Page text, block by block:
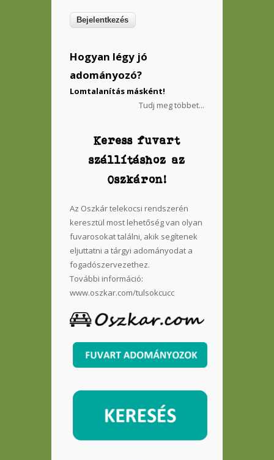
Hogyan légy jó
adományozó?
Lomtalanítás másként!
Tudj meg többet...
Keress fuvart
szállításhoz az
Oszkáron!
Az Oszkár telekocsi rendszerén
keresztül most lehetőség van olyan
fuvarosokat találni, akik segítenek
eljuttatni a tárgyi adományodat a
fogadószervezethez.
További információ:
www.oszkar.com/tulsokcucc